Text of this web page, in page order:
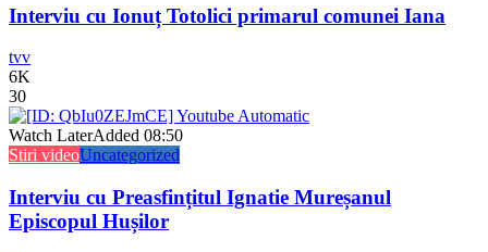
Interviu cu Ionuț Totolici primarul comunei Iana
tvv
6K
30
Watch LaterAdded 08:50
Stiri videoUncategorized
Interviu cu Preasfințitul Ignatie Mureșanul
Episcopul Hușilor